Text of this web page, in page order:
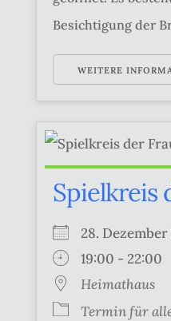
Besichtigung der
WEITERE
Spielkreis
28.
19:00 - 22:00
Heimathaus
Termin für